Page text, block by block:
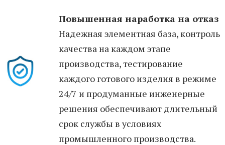
Повышенная наработка на отказ
Надежная элементная база, контроль
качества на каждом этапе
производства, тестирование
каждого готового изделия в режиме
24/7 и продуманные инженерные
решения обеспечивают длительный
срок службы в условиях
промышленного производства.